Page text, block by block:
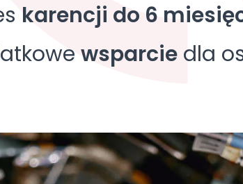
karencji do 6
wsparciedla